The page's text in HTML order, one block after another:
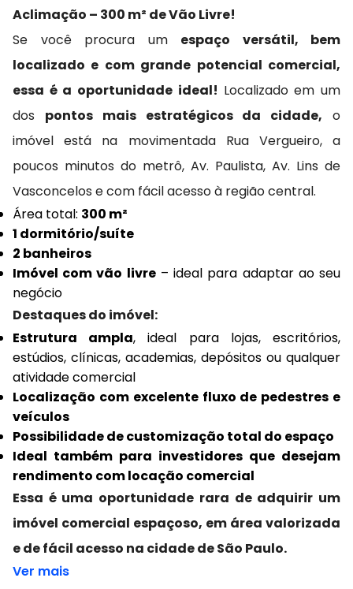
Aclimação – 300 m² de Vão Livre!
Se você procura um espaço versátil, bem
localizado e com grande potencial comercial,
essa é a oportunidade ideal! Localizado em um
dos pontos mais estratégicos da cidade, o
imóvel está na movimentada Rua Vergueiro, a
poucos minutos do metrô, Av. Paulista, Av. Lins de
Vasconcelos e com fácil acesso à região central.
Área total: 300 m²
1 dormitório/suíte
2 banheiros
Imóvel com vão livre– ideal para adaptar ao seu
negócio
Destaques do imóvel:
Estrutura ampla, ideal para lojas, escritórios,
estúdios, clínicas, academias, depósitos ou qualquer
atividade comercial
Localização com excelente fluxo de pedestres e
veículos
Possibilidade de customização total do espaço
Ideal também para investidores que desejam
rendimento com locação comercial
Essa é uma oportunidade rara de adquirir um
imóvel comercial espaçoso, em área valorizada
e de fácil acesso na cidade de São Paulo.
Ver mais